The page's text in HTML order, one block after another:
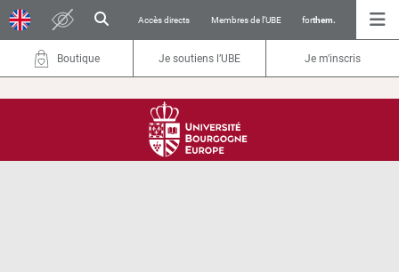
Accès directs Membres de l’UBE forthem.
Boutique Je soutiens l’UBE Je m'inscris